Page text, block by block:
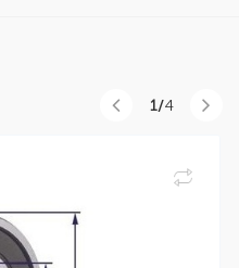
1/4